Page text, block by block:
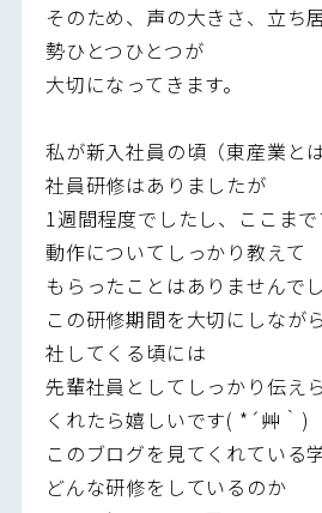
そのため、声の大きさ、立ち
勢ひとつひとつが
大切になってきます。
私が新入社員の頃（東産業と
社員研修はありましたが
1週間程度でしたし、ここま
動作についてしっかり教えて
もらったことはありませんでし
この研修期間を大切にしなが
社してくる頃には
先輩社員としてしっかり伝え
くれたら嬉しいです( *´艸｀)
このブログを見てくれている
どんな研修をしているのか